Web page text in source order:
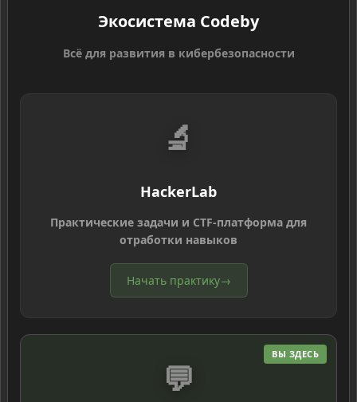
Экосистема Codeby
Всё для развития в кибербезопасности
🔬
HackerLab
Практические задачи и CTF-платформа для
отработки навыков
Начать практику→
ВЫ ЗДЕСЬ
💬